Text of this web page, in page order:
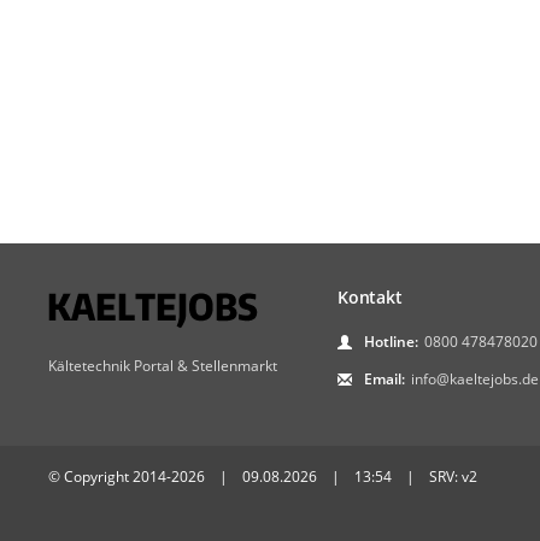
Kältetechnik Portal & Stellenmarkt
Kontakt
Hotline: 0800 478478020
Email: info@kaeltejobs.de
© Copyright 2014-2026 | 09.08.2026 | 13:54 | SRV: v2